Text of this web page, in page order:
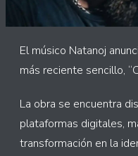
El músico Natanoj
más reciente sencillo,
La obra se encuentra
plataformas digitales,
transformación en la